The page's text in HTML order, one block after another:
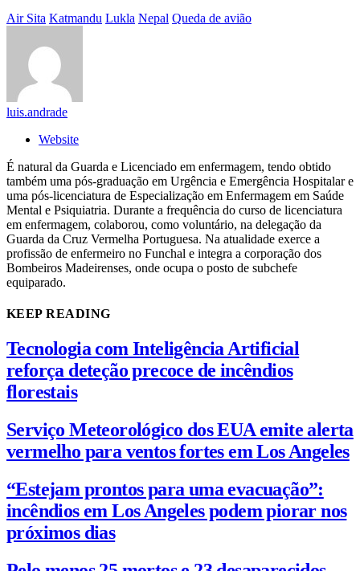
Air Sita Katmandu Lukla Nepal Queda de avião
luis.andrade
Website
É natural da Guarda e Licenciado em enfermagem, tendo obtido
também uma pós-graduação em Urgência e Emergência Hospitalar e
uma pós-licenciatura de Especialização em Enfermagem em Saúde
Mental e Psiquiatria. Durante a frequência do curso de licenciatura
em enfermagem, colaborou, como voluntário, na delegação da
Guarda da Cruz Vermelha Portuguesa. Na atualidade exerce a
profissão de enfermeiro no Funchal e integra a corporação dos
Bombeiros Madeirenses, onde ocupa o posto de subchefe
equiparado.
KEEP READING
Tecnologia com Inteligência Artificial
reforça deteção precoce de incêndios
florestais
Serviço Meteorológico dos EUA emite alerta
vermelho para ventos fortes em Los Angeles
“Estejam prontos para uma evacuação”:
incêndios em Los Angeles podem piorar nos
próximos dias